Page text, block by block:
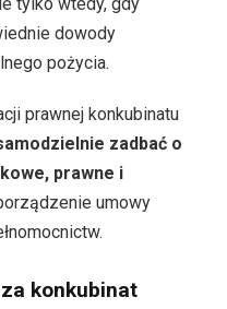
dowody
pożycia.
prawnej konkubinatu
zadbać o
prawne i
umowy
konkubinat